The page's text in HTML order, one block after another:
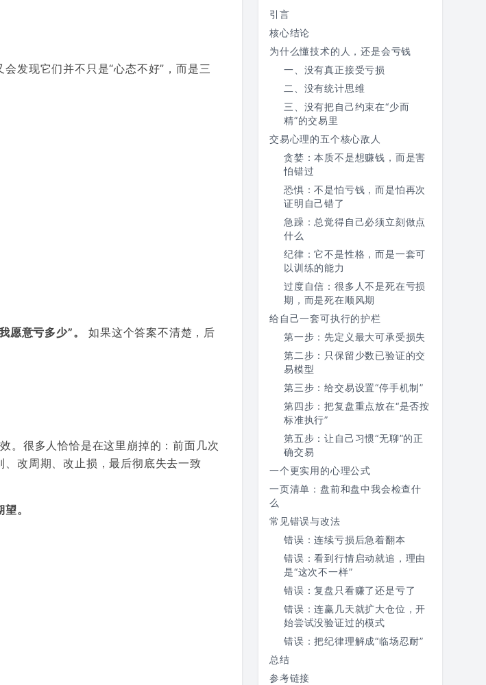
发现它们并不只是“心态不好”，而是三
愿意亏多少”。
如果这个答案不清楚，后
。很多人恰恰是在这里崩掉的：前面几次
改周期、改止损，最后彻底失去一致
。
引言
核心结论
为什么懂技术的人，还是会亏钱
一、没有真正接受亏损
二、没有统计思维
三、没有把自己约束在“少而
精”的交易里
交易心理的五个核心敌人
贪婪：本质不是想赚钱，而是害
怕错过
恐惧：不是怕亏钱，而是怕再次
证明自己错了
急躁：总觉得自己必须立刻做点
什么
纪律：它不是性格，而是一套可
以训练的能力
过度自信：很多人不是死在亏损
期，而是死在顺风期
给自己一套可执行的护栏
第一步：先定义最大可承受损失
第二步：只保留少数已验证的交
易模型
第三步：给交易设置“停手机制”
第四步：把复盘重点放在“是否按
标准执行”
第五步：让自己习惯“无聊”的正
确交易
一个更实用的心理公式
一页清单：盘前和盘中我会检查什
么
常见错误与改法
错误：连续亏损后急着翻本
错误：看到行情启动就追，理由
是“这次不一样”
错误：复盘只看赚了还是亏了
错误：连赢几天就扩大仓位，开
始尝试没验证过的模式
错误：把纪律理解成“临场忍耐”
总结
参考链接